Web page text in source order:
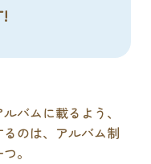
バムに載るよう、
のは、アルバム制
。